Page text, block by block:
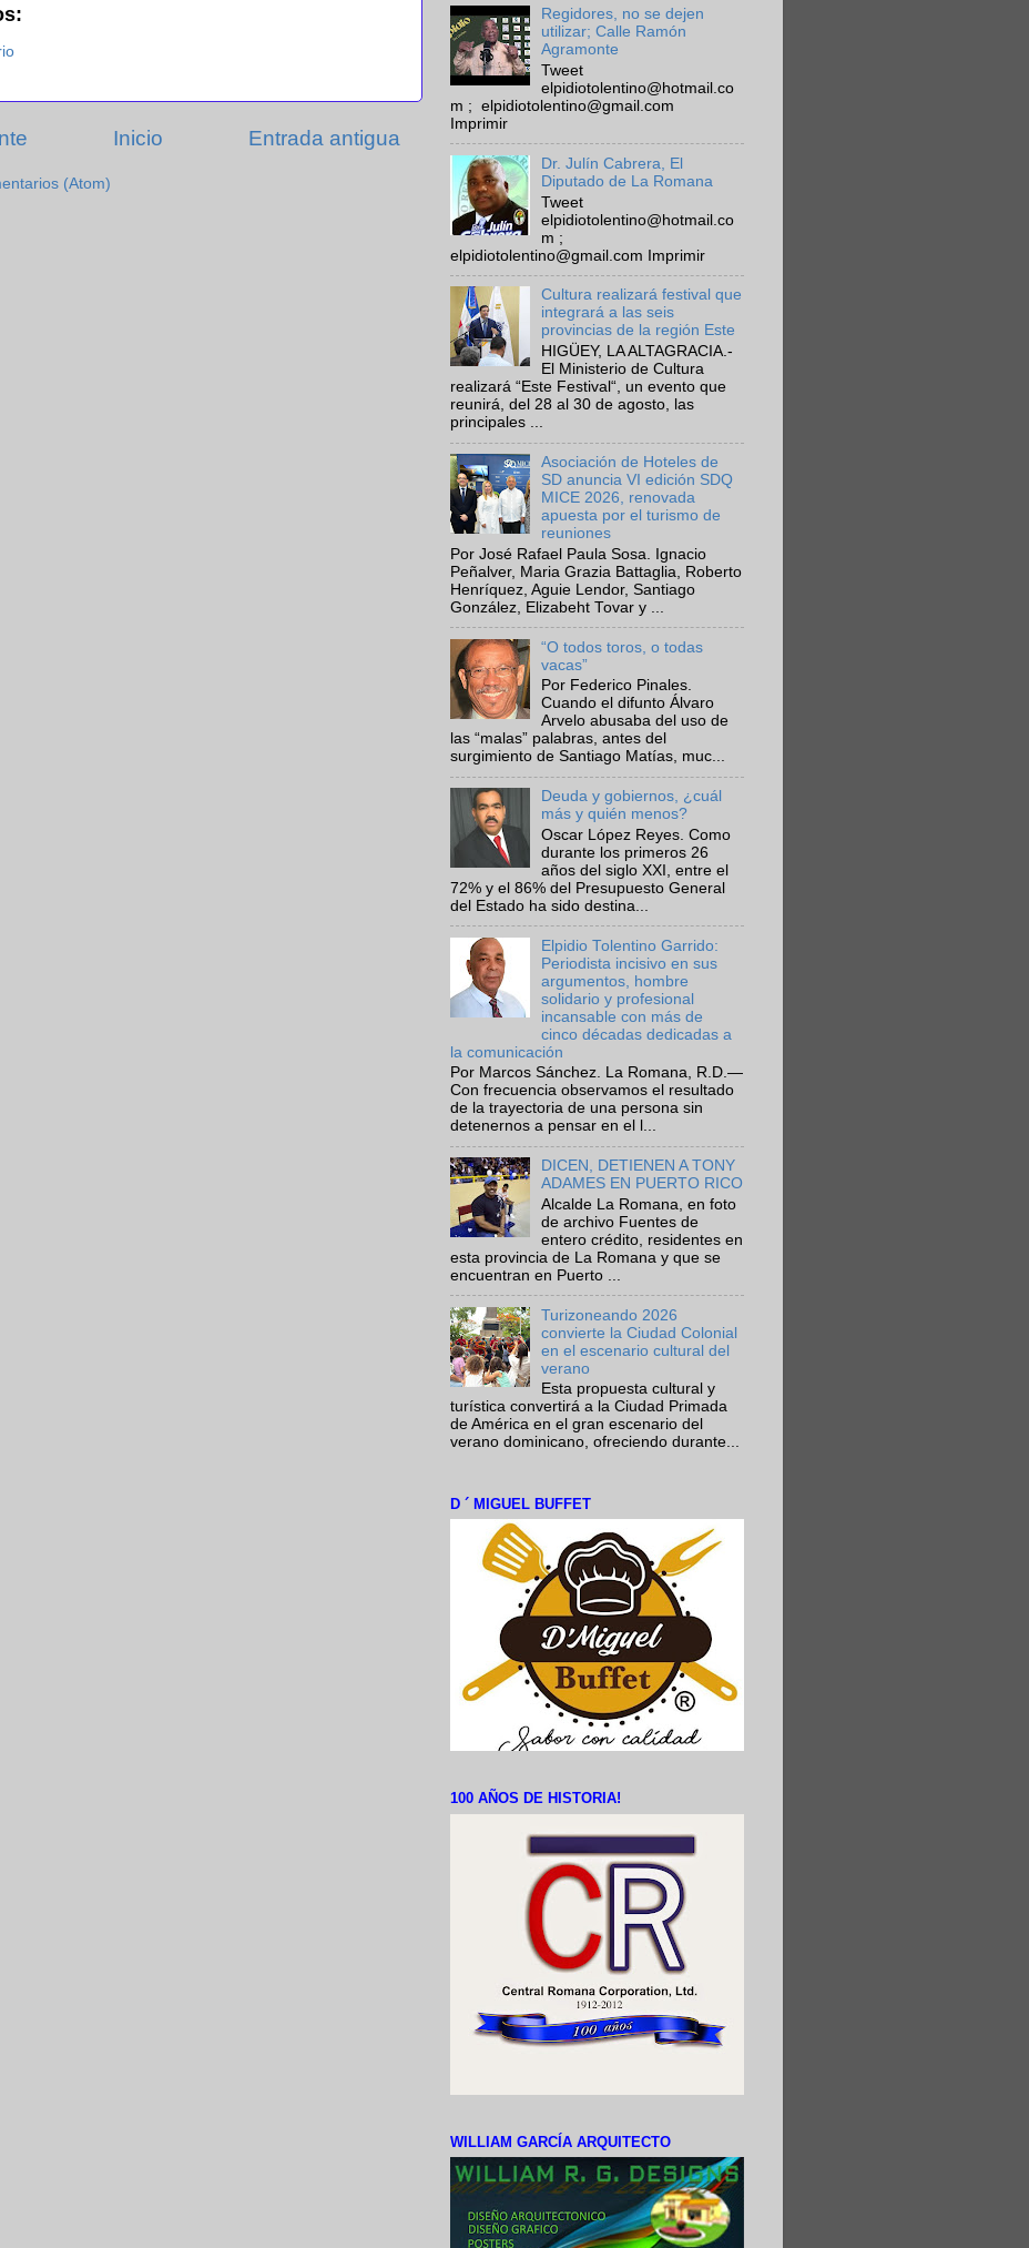
Entrada antigua
Inicio
(Atom)
Regidores, no se dejen
utilizar; Calle Ramón
Agramonte
Tweet
elpidiotolentino@hotmail.co
m ; elpidiotolentino@gmail.com
Imprimir
Dr. Julín Cabrera, El
Diputado de La Romana
Tweet
elpidiotolentino@hotmail.co
m ;
elpidiotolentino@gmail.com Imprimir
Cultura realizará festival que
integrará a las seis
provincias de la región Este
HIGÜEY, LA ALTAGRACIA.-
El Ministerio de Cultura
realizará “Este Festival“, un evento que
reunirá, del 28 al 30 de agosto, las
principales ...
Asociación de Hoteles de
SD anuncia VI edición SDQ
MICE 2026, renovada
apuesta por el turismo de
reuniones
Por José Rafael Paula Sosa. Ignacio
Peñalver, Maria Grazia Battaglia, Roberto
Henríquez, Aguie Lendor, Santiago
González, Elizabeht Tovar y ...
“O todos toros, o todas
vacas”
Por Federico Pinales.
Cuando el difunto Álvaro
Arvelo abusaba del uso de
las “malas” palabras, antes del
surgimiento de Santiago Matías, muc...
Deuda y gobiernos, ¿cuál
más y quién menos?
Oscar López Reyes. Como
durante los primeros 26
años del siglo XXI, entre el
72% y el 86% del Presupuesto General
del Estado ha sido destina...
Elpidio Tolentino Garrido:
Periodista incisivo en sus
argumentos, hombre
solidario y profesional
incansable con más de
cinco décadas dedicadas a
la comunicación
Por Marcos Sánchez. La Romana, R.D.—
Con frecuencia observamos el resultado
de la trayectoria de una persona sin
detenernos a pensar en el l...
DICEN, DETIENEN A TONY
ADAMES EN PUERTO RICO
Alcalde La Romana, en foto
de archivo Fuentes de
entero crédito, residentes en
esta provincia de La Romana y que se
encuentran en Puerto ...
Turizoneando 2026
convierte la Ciudad Colonial
en el escenario cultural del
verano
Esta propuesta cultural y
turística convertirá a la Ciudad Primada
de América en el gran escenario del
verano dominicano, ofreciendo durante...
D ´ MIGUEL BUFFET
100 AÑOS DE HISTORIA!
WILLIAM GARCÍA ARQUITECTO